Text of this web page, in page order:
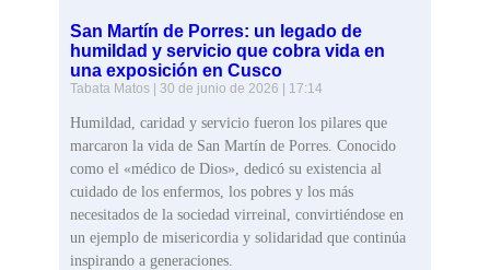
San Martín de Porres: un legado de
humildad y servicio que cobra vida en
una exposición en Cusco
Tabata Matos 30 de junio de 2026 17:14
Humildad, caridad y servicio fueron los pilares que
marcaron la vida de San Martín de Porres. Conocido
como el «médico de Dios», dedicó su existencia al
cuidado de los enfermos, los pobres y los más
necesitados de la sociedad virreinal, convirtiéndose en
un ejemplo de misericordia y solidaridad que continúa
inspirando a generaciones.